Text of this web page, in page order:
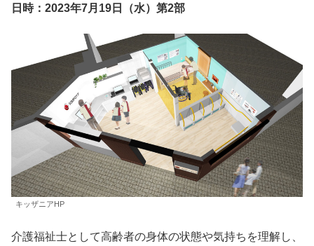
日時：2023年7月19日（水）第2部
キッザニアHP
介護福祉士として高齢者の身体の状態や気持ちを理解し、